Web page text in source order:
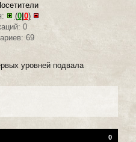
(0| 0)
0
69
уровней подвала
0